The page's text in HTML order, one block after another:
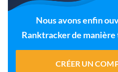
Nous avons enfin
Ranktracker de
CRÉER UN